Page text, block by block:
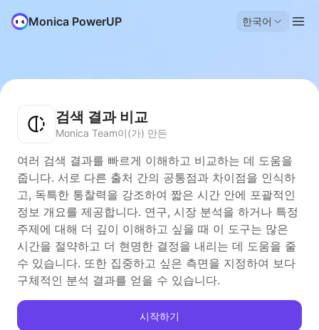
Monica PowerUP 한국어
검색 결과 비교
Monica Team이(가) 만든
여러 검색 결과를 빠르게 이해하고 비교하는 데 도움을
줍니다. 서로 다른 출처 간의 공통점과 차이점을 인식하
고, 독특한 통찰력을 강조하여 짧은 시간 안에 포괄적인
정보 개요를 제공합니다. 연구, 시장 분석을 하거나 특정
주제에 대해 더 깊이 이해하고 싶을 때 이 도구는 많은
시간을 절약하고 더 현명한 결정을 내리는 데 도움을 줄
수 있습니다. 또한 집중하고 싶은 측면을 지정하여 보다
구체적인 분석 결과를 얻을 수 있습니다.
시작하기